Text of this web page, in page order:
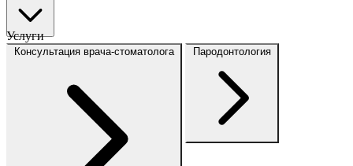
Услуги
Консультация врача-стоматолога Пародонтология